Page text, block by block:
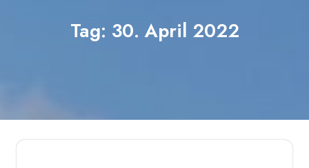
Tag: 30. April 2022